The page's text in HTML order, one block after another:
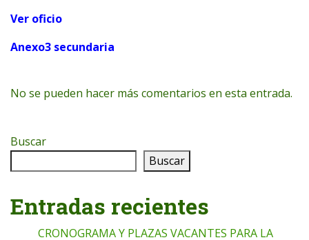
Ver oficio
Anexo3 secundaria
No se pueden hacer más comentarios en esta entrada.
Buscar
Buscar
Entradas recientes
CRONOGRAMA Y PLAZAS VACANTES PARA LA